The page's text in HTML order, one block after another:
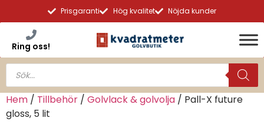
Prisgaranti Hög kvalitet Nöjda kunder
Ring oss!
Hem / Tillbehör / Golvlack & golvolja / Pall-X future
gloss, 5 lit